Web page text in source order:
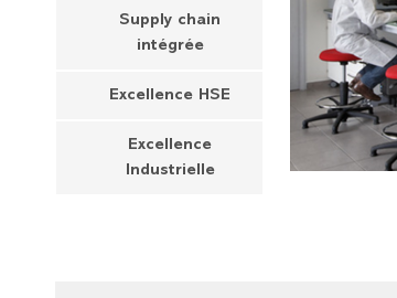
Supply chain
intégrée
Excellence HSE
Excellence
Industrielle